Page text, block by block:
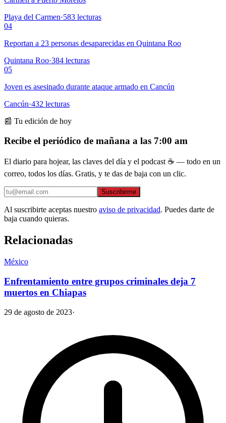
Playa del Carmen·583 lecturas
04
Reportan a 23 personas desaparecidas en Quintana Roo
Quintana Roo·384 lecturas
05
Joven es asesinado durante ataque armado en Cancún
Cancún·432 lecturas
📰 Tu edición de hoy
Recibe el periódico de mañana a las 7:00 am
El diario para hojear, las claves del día y el podcast ☕ — todo en un
correo, todos los días. Gratis, y te das de baja con un clic.
Suscribirme
Al suscribirte aceptas nuestro aviso de privacidad. Puedes darte de
baja cuando quieras.
Relacionadas
México
Enfrentamiento entre grupos criminales deja 7
muertos en Chiapas
29 de agosto de 2023·